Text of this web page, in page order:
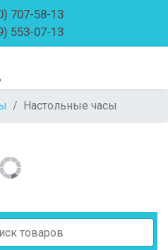
707-58-13
553-07-13
Настольные часы